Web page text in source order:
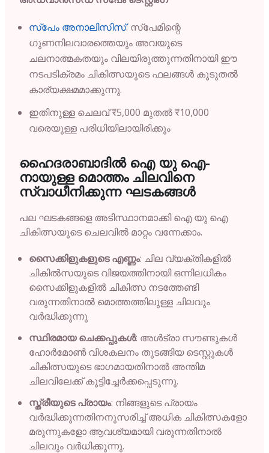
സ്പേം അനാലിസിസ്: സ്പേമിന്റെ
ഗുണനിലവാരത്തെയും അവയുടെ
ചലനാത്മകതയും വിലയിരുത്തുന്നതിനായി ഈ
നടപടിക്രമം ചികിത്സയുടെ ഫലങ്ങൾ കൂടുതൽ
കാര്യക്ഷമമാക്കുന്നു.
ഇതിനുള്ള ചെലവ് ₹5,000 മുതൽ ₹10,000
വരെയുള്ള പരിധിയിലായിരിക്കും
ഹൈദരാബാദിൽ ഐ യു ഐ-
നായുള്ള മൊത്തം ചിലവിനെ
സ്വാധീനിക്കുന്ന ഘടകങ്ങൾ
പല ഘടകങ്ങളെ അടിസ്ഥാനമാക്കി ഐ യു ഐ
ചികിത്സയുടെ ചെലവിൽ മാറ്റം വന്നേക്കാം.
സൈക്കിളുകളുടെ എണ്ണം: ചില വ്യക്തികളിൽ
ചികിൽസയുടെ വിജയത്തിനായി ഒന്നിലധികം
സൈക്കിളുകളിൽ ചികിത്സ നടത്തേണ്ടി
വരുന്നതിനാൽ മൊത്തത്തിലുള്ള ചിലവും
വർദ്ധിക്കുന്നു
സ്ഥിരമായ ചെക്കപ്പുകൾ: അൾട്രാ സൗണ്ടുകൾ
ഹോർമോൺ വിശകലനം തുടങ്ങിയ ടെസ്റ്റുകൾ
ചികിത്സയുടെ ഭാഗമായതിനാൽ അന്തിമ
ചിലവിലേക്ക് കൂട്ടിച്ചേർക്കപ്പെടുന്നു.
സ്ത്രീയുടെ പ്രായം: നിങ്ങളുടെ പ്രായം
വർദ്ധിക്കുന്നതിനനുസരിച്ച് അധിക ചികിത്സകളോ
മരുന്നുകളോ ആവശ്യമായി വരുന്നതിനാൽ
ചിലവും വർധിക്കുന്നു.